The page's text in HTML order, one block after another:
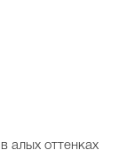
алых оттенках